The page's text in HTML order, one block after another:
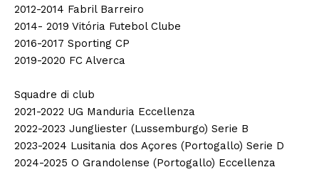
2012-2014 Fabril Barreiro
2014- 2019 Vitória Futebol Clube
2016-2017 Sporting CP
2019-2020 FC Alverca
Squadre di club
2021-2022 UG Manduria Eccellenza
2022-2023 Jungliester (Lussemburgo) Serie B
2023-2024 Lusitania dos Açores (Portogallo) Serie D
2024-2025 O Grandolense (Portogallo) Eccellenza